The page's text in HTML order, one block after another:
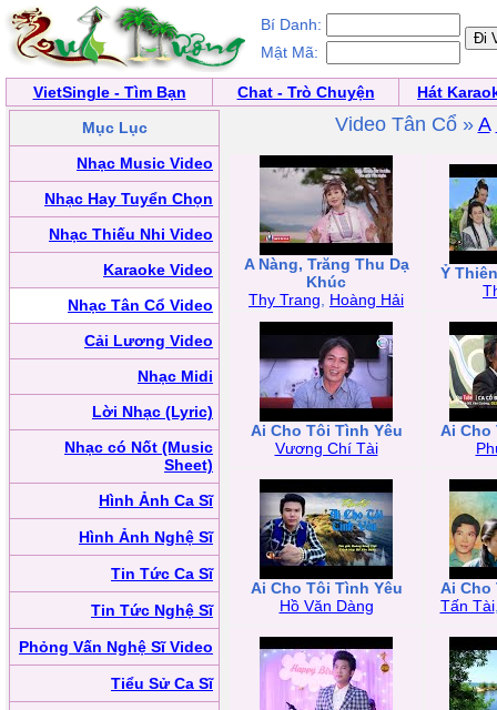
Bí Danh:
Mật Mã:
VietSingle - Tìm Bạn Chat - Trò Chuyện
Hát
Mục Lục
Nhạc Music Video
Nhạc Hay Tuyển Chọn
Nhạc Thiếu Nhi Video
Karaoke Video
Nhạc Tân Cổ Video
Cải Lương Video
Nhạc Midi
Lời Nhạc (Lyric)
Nhạc có Nốt (Music
Sheet)
Hình Ảnh Ca Sĩ
Hình Ảnh Nghệ Sĩ
Tin Tức Ca Sĩ
Tin Tức Nghệ Sĩ
Phỏng Vấn Nghệ Sĩ Video
Tiểu Sử Ca Sĩ
Video Tân Cổ » A
A Nàng, Trăng Thu Dạ
Khúc
Thy Trang
Hoàng Hải
Ỷ
Ai Cho Tôi Tình Yêu
Vương Chí Tài
Ai Cho
Ai Cho Tôi Tình Yêu
Hồ Văn Dàng
Ai Cho
Tấn Tài